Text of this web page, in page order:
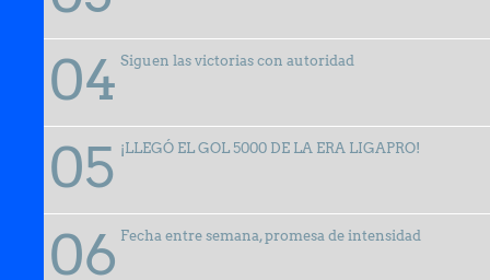
Siguen las victorias con autoridad
¡LLEGÓ EL GOL 5000 DE LA ERA LIGAPRO!
Fecha entre semana, promesa de intensidad